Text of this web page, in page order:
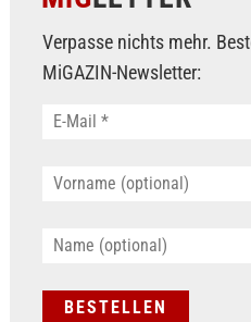
Verpasse nichts mehr.
MiGAZIN-Newsletter: